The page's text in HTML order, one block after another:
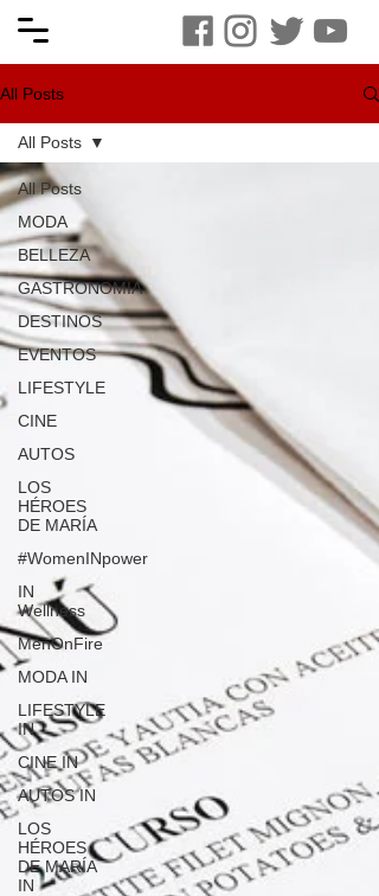
All Posts
All Posts
MODA
BELLEZA
GASTRONOMIA
DESTINOS
EVENTOS
LIFESTYLE
CINE
AUTOS
LOS
HÉROES
DE MARÍA
#WomenINpower
IN
Wellness
MenOnFire
MODA IN
LIFESTYLE
IN
CINE IN
AUTOS IN
LOS
HÉROES
DE MARÍA
IN
All Posts